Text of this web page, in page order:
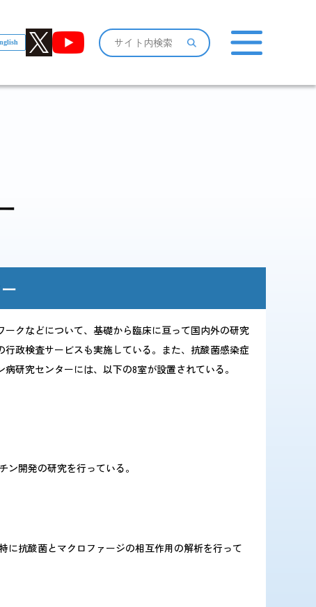
クなどについて、基礎から臨床に亘って国内外の研究
政検査サービスも実施している。また、抗酸菌感染症
研究センターには、以下の8室が設置されている。
開発の研究を行っている。
抗酸菌とマクロファージの相互作用の解析を行って